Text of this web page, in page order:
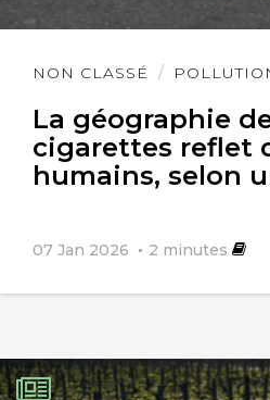
NON CLASSÉ
La géographie
cigarettes reflet
humains, selon
07 Jan 2026 2 minutes
Lire